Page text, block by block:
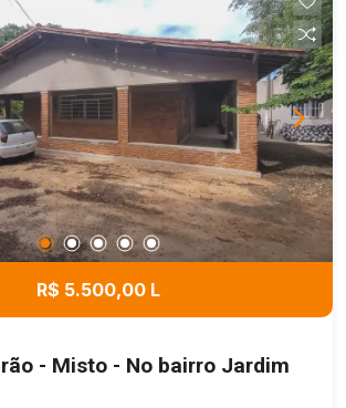
amplo e 3 dormitórios com
sendo 1 suíte. Nos fundos,
adicional com banheiro, ideal
escritório ou dependência de
um verdadeiro convite para
lazer e convivência. O espaço
possibilidades para a
piscina, área gourmet ou até
valorizando ainda mais o
para se tornar o lar dos seus
R$ 5.500,00 L
- Misto - No bairro Jardim